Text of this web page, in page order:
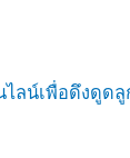
ลน์เพื่อดึงดูด